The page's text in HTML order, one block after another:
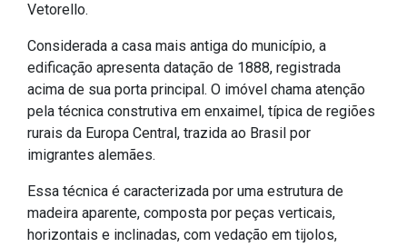
Vetorello.
Considerada a casa mais antiga do município, a
edificação apresenta datação de 1888, registrada
acima de sua porta principal. O imóvel chama atenção
pela técnica construtiva em enxaimel, típica de regiões
rurais da Europa Central, trazida ao Brasil por
imigrantes alemães.
Essa técnica é caracterizada por uma estrutura de
madeira aparente, composta por peças verticais,
horizontais e inclinadas, com vedação em tijolos,